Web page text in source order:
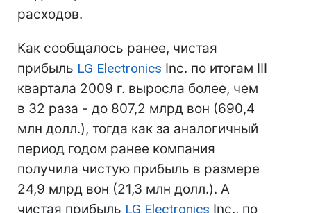
расходов.
Как сообщалось ранее, чистая
прибыль LG Electronics Inc. по итогам III
квартала 2009 г. выросла более, чем
в 32 раза - до 807,2 млрд вон (690,4
млн долл.), тогда как за аналогичный
период годом ранее компания
получила чистую прибыль в размере
24,9 млрд вон (21,3 млн долл.). А
чистая прибыль LG Electronics Inc., по